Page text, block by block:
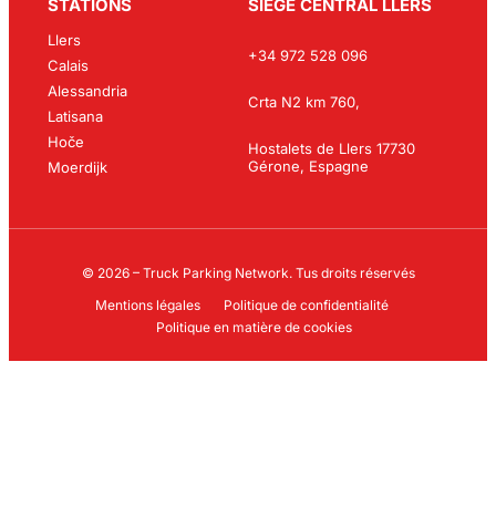
STATIONS
Llers
Calais
Alessandria
Latisana
Hoče
Moerdijk
SIÈGE CENTRAL LLERS
+34 972 528 096
Crta N2 km 760,
Hostalets de Llers 17730
Gérone, Espagne
© 2026 – Truck Parking Network. Tus droits réservés
Mentions légales
Politique de confidentialité
Politique en matière de cookies